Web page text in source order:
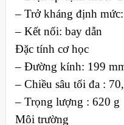
– Trở kháng định
– Kết nối: bay dẫn
Đặc tính cơ học
– Đường kính: 199
– Chiều sâu tối đa :
– Trọng lượng : 620 g
Môi trường